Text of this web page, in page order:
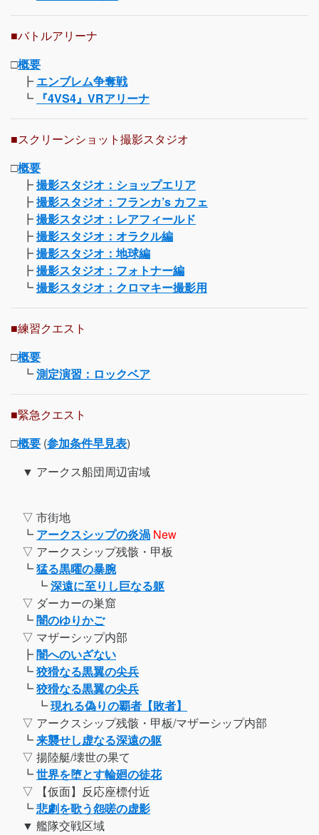
■バトルアリーナ
□概要
┣ エンブレム争奪戦
┗ 『4VS4』VRアリーナ
■スクリーンショット撮影スタジオ
□概要
┣撮影スタジオ：ショップエリア
┣撮影スタジオ：フランカ’s カフェ
┣撮影スタジオ：レアフィールド
┣撮影スタジオ：オラクル編
┣撮影スタジオ：地球編
┣撮影スタジオ：フォトナー編
┗撮影スタジオ：クロマキー撮影用
■練習クエスト
□概要
┗測定演習：ロックベア
■緊急クエスト
□概要 (参加条件早見表)
▼ アークス船団周辺宙域
▽ 市街地
┗ アークスシップの炎渦 New
▽ アークスシップ残骸・甲板
┗猛る黒曜の暴腕
┗深遠に至りし巨なる躯
▽ ダーカーの巣窟
┗闇のゆりかご
▽ マザーシップ内部
┣闇へのいざない
┗狡猾なる黒翼の尖兵
┗狡猾なる黒翼の尖兵
┗現れる偽りの覇者【敗者】
▽ アークスシップ残骸・甲板/マザーシップ内部
┗来襲せし虚なる深遠の躯
▽ 揚陸艇/壊世の果て
┗世界を堕とす輪廻の徒花
▽ 【仮面】反応座標付近
┗悲劇を歌う怨嗟の虚影
▼ 艦隊交戦区域